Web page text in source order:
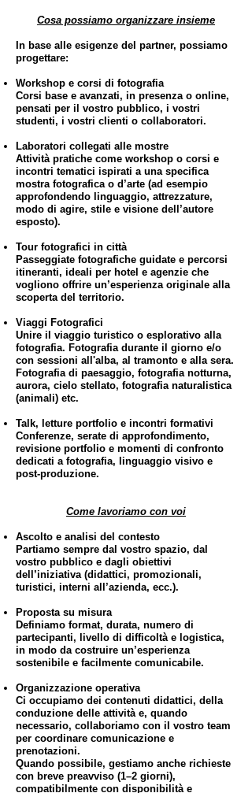
Cosa possiamo organizzare insieme
In base alle esigenze del partner, possiamo
progettare:
Workshop e corsi di fotografia
Corsi base e avanzati, in presenza o online,
pensati per il vostro pubblico, i vostri
studenti, i vostri clienti o collaboratori.
Laboratori collegati alle mostre
Attività pratiche come workshop o corsi e
incontri tematici ispirati a una specifica
mostra fotografica o d’arte (ad esempio
approfondendo linguaggio, attrezzature,
modo di agire, stile e visione dell’autore
esposto).
Tour fotografici in città
Passeggiate fotografiche guidate e percorsi
itineranti, ideali per hotel e agenzie che
vogliono offrire un’esperienza originale alla
scoperta del territorio.
Viaggi Fotografici
Unire il viaggio turistico o esplorativo alla
fotografia. Fotografia durante il giorno e/o
con sessioni all'alba, al tramonto e alla sera.
Fotografia di paesaggio, fotografia notturna,
aurora, cielo stellato, fotografia naturalistica
(animali) etc.
Talk, letture portfolio e incontri formativi
Conferenze, serate di approfondimento,
revisione portfolio e momenti di confronto
dedicati a fotografia, linguaggio visivo e
post-produzione.
Come lavoriamo con voi
Ascolto e analisi del contesto
Partiamo sempre dal vostro spazio, dal
vostro pubblico e dagli obiettivi
dell’iniziativa (didattici, promozionali,
turistici, interni all’azienda, ecc.).
Proposta su misura
Definiamo format, durata, numero di
partecipanti, livello di difficoltà e logistica,
in modo da costruire un’esperienza
sostenibile e facilmente comunicabile.
Organizzazione operativa
Ci occupiamo dei contenuti didattici, della
conduzione delle attività e, quando
necessario, collaboriamo con il vostro team
per coordinare comunicazione e
prenotazioni.
Quando possibile, gestiamo anche richieste
con breve preavviso (1–2 giorni),
compatibilmente con disponibilità e